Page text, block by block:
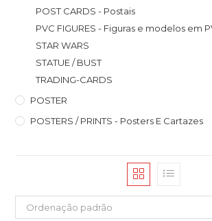
POST CARDS - Postais
PVC FIGURES - Figuras e modelos em
STAR WARS
STATUE / BUST
TRADING-CARDS
POSTER
POSTERS / PRINTS - Posters E Cartazes
Ordenação padrão